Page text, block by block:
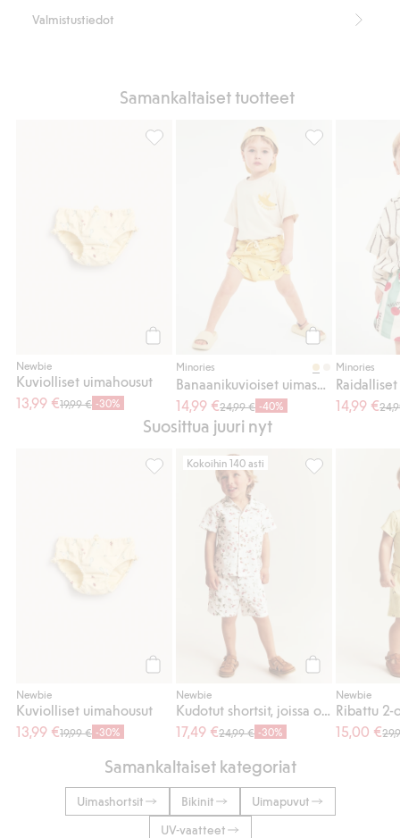
Valmistustiedot
Samankaltaiset tuotteet
Newbie
Kuviolliset uimahousut
13,99 €19,99 € -30%
Kuviolliset uimahousut, Lisää suosikkeihin
Minories
14,99 €24,99 € -40%
Minories
14,99 €
Suosittua juuri nyt
Newbie
Kuviolliset uimahousut
13,99 €19,99 € -30%
Kuviolliset uimahousut, Lisää suosikkeihin
Kokoihin 140 asti
Newbie
17,49 €24,99 € -30%
Kudotut
Newbie
Ribattu 2-
15,00 €
Samankaltaiset kategoriat
Uimashortsit Bikinit
Uimapuvut
UV-vaatteet